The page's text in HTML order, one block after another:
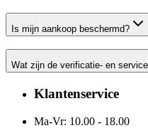
Is mijn aankoop beschermd?
Wat zijn de verificatie- en
Klantenservice
Ma-Vr: 10.00 - 18.00